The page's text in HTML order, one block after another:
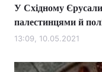
У Східному
палестинцями й
13:09, 10.05.2021